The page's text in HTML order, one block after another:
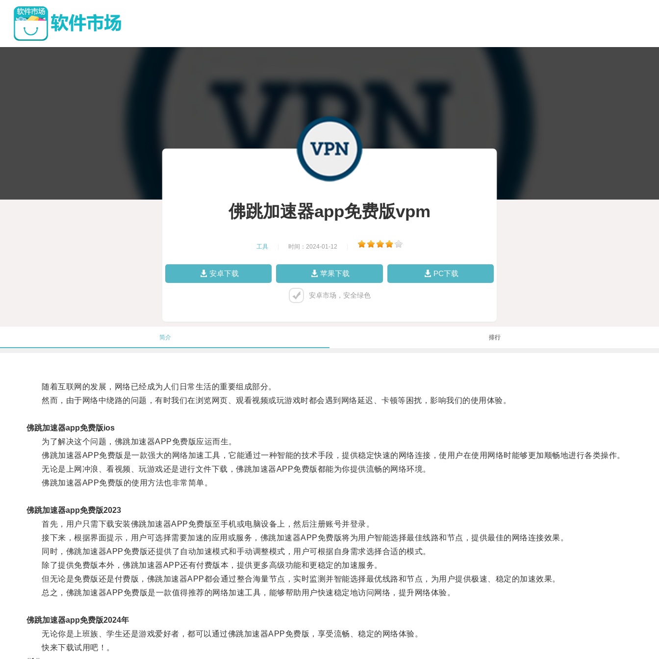
佛跳加速器app免费版vpm
工具 时间：2024-01-12
安卓下载 苹果下载 PC下载
安卓市场，安全绿色
简介 排行
随着互联网的发展，网络已经成为人们日常生活的重要组成部分。
然而，由于网络中绕路的问题，有时我们在浏览网页、观看视频或玩游戏时都会遇到网络延迟、卡顿等困扰，影响我们的使用体验。
佛跳加速器app免费版ios
为了解决这个问题，佛跳加速器APP免费版应运而生。
佛跳加速器APP免费版是一款强大的网络加速工具，它能通过一种智能的技术手段，提供稳定快速的网络连接，使用户在使用网络时能够更加顺畅地进行各类操作。
无论是上网冲浪、看视频、玩游戏还是进行文件下载，佛跳加速器APP免费版都能为你提供流畅的网络环境。
佛跳加速器APP免费版的使用方法也非常简单。
佛跳加速器app免费版2023
首先，用户只需下载安装佛跳加速器APP免费版至手机或电脑设备上，然后注册账号并登录。
接下来，根据界面提示，用户可选择需要加速的应用或服务，佛跳加速器APP免费版将为用户智能选择最佳线路和节点，提供最佳的网络连接效果。
同时，佛跳加速器APP免费版还提供了自动加速模式和手动调整模式，用户可根据自身需求选择合适的模式。
除了提供免费版本外，佛跳加速器APP还有付费版本，提供更多高级功能和更稳定的加速服务。
但无论是免费版还是付费版，佛跳加速器APP都会通过整合海量节点，实时监测并智能选择最优线路和节点，为用户提供极速、稳定的加速效果。
总之，佛跳加速器APP免费版是一款值得推荐的网络加速工具，能够帮助用户快速稳定地访问网络，提升网络体验。
佛跳加速器app免费版2024年
无论你是上班族、学生还是游戏爱好者，都可以通过佛跳加速器APP免费版，享受流畅、稳定的网络体验。
快来下载试用吧！。